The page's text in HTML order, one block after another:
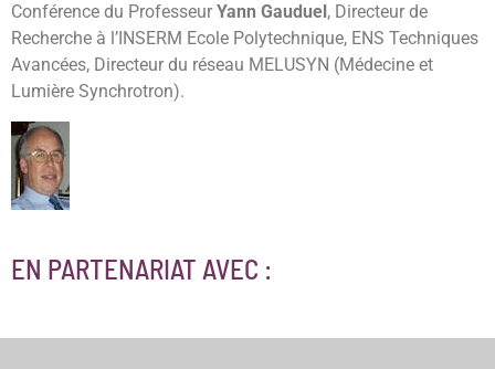
Conférence du Professeur Yann Gauduel , Directeur de
Recherche à l’INSERM Ecole Polytechnique, ENS Techniques
Avancées, Directeur du réseau MELUSYN (Médecine et
Lumière Synchrotron).
EN PARTENARIAT AVEC :